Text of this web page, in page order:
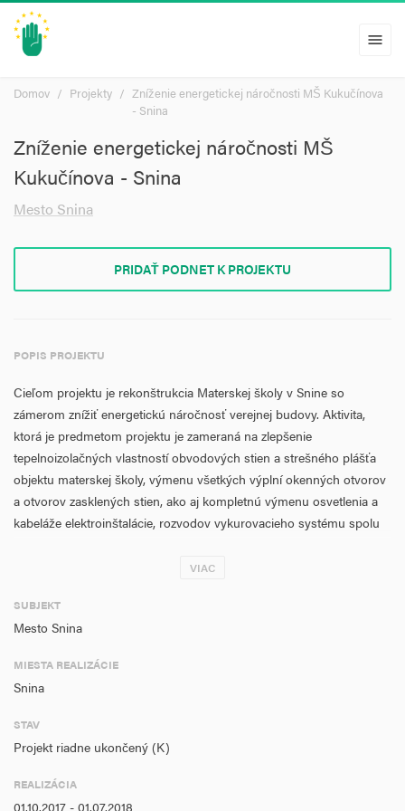
menu
Domov Projekty
Zníženie energetickej náročnosti MŠ Kukučínova
- Snina
Zníženie energetickej náročnosti MŠ
Kukučínova - Snina
Mesto Snina
PRIDAŤ PODNET K PROJEKTU
POPIS PROJEKTU
Cieľom projektu je rekonštrukcia Materskej školy v Snine so
zámerom znížiť energetickú náročnosť verejnej budovy. Aktivita,
ktorá je predmetom projektu je zameraná na zlepšenie
tepelnoizolačných vlastností obvodových stien a strešného plášťa
objektu materskej školy, výmenu všetkých výplní okenných otvorov
a otvorov zasklených stien, ako aj kompletnú výmenu osvetlenia a
kabeláže elektroinštalácie, rozvodov vykurovacieho systému spolu
Miesto realizácie projektu sa nachádza v Prešovskom kraji,
Cieľ projektu je v plnom súlade s globálnym cieľom OP KŽP, ktorým
hospodárstva, ako aj so špecifickým cieľom investičnej priority 3
prioritnej osi 4: 4.3 Podpora energetickej efektívnosti, inteligentného
verejných infraštruktúrach, vrátane verejných budov a v sektore
bývania, špecifický cieľ 4.3.1: Zníženie spotreby energie pri
prevádzke verejných budov.
VIAC
SUBJEKT
Mesto Snina
MIESTA REALIZÁCIE
Snina
STAV
Projekt riadne ukončený (K)
REALIZÁCIA
01.10.2017 - 01.07.2018